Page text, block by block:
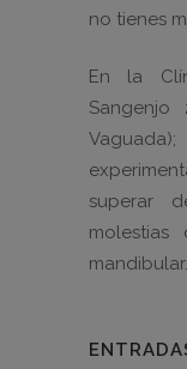
no tienes
En la
Sangenjo
superar
mandibular.